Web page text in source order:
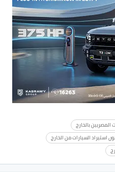
المصريين بالخارج
استيراد السيارات من الخارج